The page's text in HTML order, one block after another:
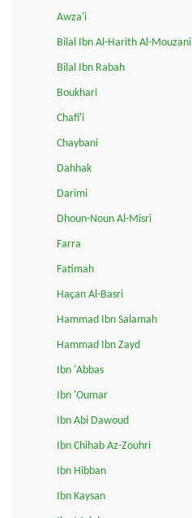
Awza'i
Bilal Ibn Al-Harith Al-Mouzani
Bilal Ibn Rabah
Boukhari
Chafi'i
Chaybani
Dahhak
Darimi
Dhoun-Noun Al-Misri
Farra
Fatimah
Haçan Al-Basri
Hammad Ibn Salamah
Hammad Ibn Zayd
Ibn 'Abbas
Ibn 'Oumar
Ibn Abi Dawoud
Ibn Chihab Az-Zouhri
Ibn Hibban
Ibn Kaysan